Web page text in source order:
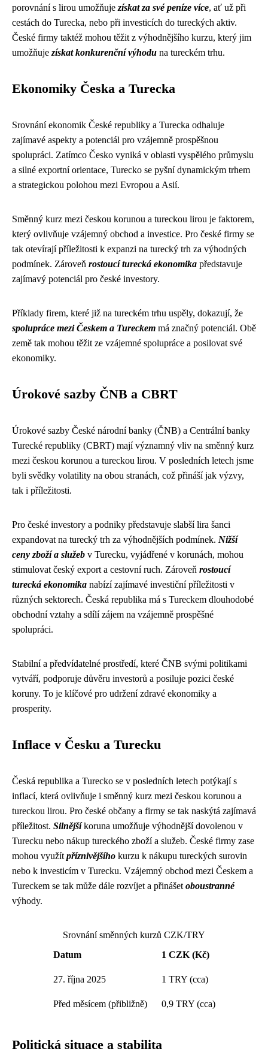
porovnání s lirou umožňuje získat za své peníze více, ať už při
cestách do Turecka, nebo při investicích do tureckých aktiv.
České firmy taktéž mohou těžit z výhodnějšího kurzu, který jim
umožňuje získat konkurenční výhodu na tureckém trhu.
Ekonomiky Česka a Turecka
Srovnání ekonomik České republiky a Turecka odhaluje
zajímavé aspekty a potenciál pro vzájemně prospěšnou
spolupráci. Zatímco Česko vyniká v oblasti vyspělého průmyslu
a silné exportní orientace, Turecko se pyšní dynamickým trhem
a strategickou polohou mezi Evropou a Asií.
Směnný kurz mezi českou korunou a tureckou lirou je faktorem,
který ovlivňuje vzájemný obchod a investice. Pro české firmy se
tak otevírají příležitosti k expanzi na turecký trh za výhodných
podmínek. Zároveň rostoucí turecká ekonomika představuje
zajímavý potenciál pro české investory.
Příklady firem, které již na tureckém trhu uspěly, dokazují, že
spolupráce mezi Českem a Tureckem má značný potenciál. Obě
země tak mohou těžit ze vzájemné spolupráce a posilovat své
ekonomiky.
Úrokové sazby ČNB a CBRT
Úrokové sazby České národní banky (ČNB) a Centrální banky
Turecké republiky (CBRT) mají významný vliv na směnný kurz
mezi českou korunou a tureckou lirou. V posledních letech jsme
byli svědky volatility na obou stranách, což přináší jak výzvy,
tak i příležitosti.
Pro české investory a podniky představuje slabší lira šanci
expandovat na turecký trh za výhodnějších podmínek. Nižší
ceny zboží a služeb v Turecku, vyjádřené v korunách, mohou
stimulovat český export a cestovní ruch. Zároveň rostoucí
turecká ekonomika nabízí zajímavé investiční příležitosti v
různých sektorech. Česká republika má s Tureckem dlouhodobé
obchodní vztahy a sdílí zájem na vzájemně prospěšné
spolupráci.
Stabilní a předvídatelné prostředí, které ČNB svými politikami
vytváří, podporuje důvěru investorů a posiluje pozici české
koruny. To je klíčové pro udržení zdravé ekonomiky a
prosperity.
Inflace v Česku a Turecku
Česká republika a Turecko se v posledních letech potýkají s
inflací, která ovlivňuje i směnný kurz mezi českou korunou a
tureckou lirou. Pro české občany a firmy se tak naskýtá zajímavá
příležitost. Silnějšíkoruna umožňuje výhodnější dovolenou v
Turecku nebo nákup tureckého zboží a služeb. České firmy zase
mohou využít příznivějšího kurzu k nákupu tureckých surovin
nebo k investicím v Turecku. Vzájemný obchod mezi Českem a
Tureckem se tak může dále rozvíjet a přinášet oboustranné
výhody.
Srovnání směnných kurzů CZK/TRY
Datum
1 CZK (Kč)
27. října 2025 1 TRY (cca)
Před měsícem (přibližně) 0,9 TRY (cca)
Politická situace a stabilita